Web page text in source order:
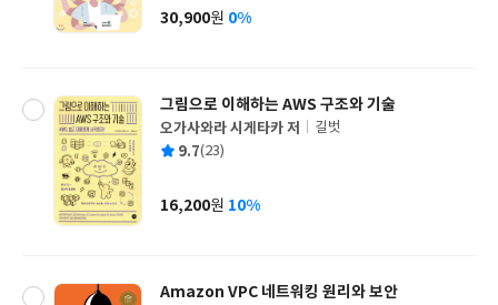
사
가
30,900원 0%
그림으로 이해하는 AWS 구조와 기술
글
쓴
오가사와라 시게타카 저
출
사
길벗
평 9.7(23)
가
16,200원 10%
Amazon VPC 네트워킹 원리와 보안